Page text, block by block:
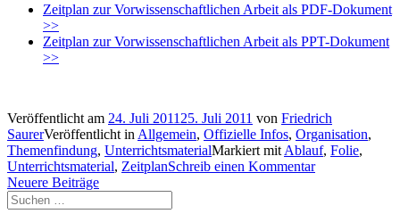
Zeitplan zur Vorwissenschaftlichen Arbeit als PDF-Dokument
>>
Zeitplan zur Vorwissenschaftlichen Arbeit als PPT-Dokument
>>
Veröffentlicht am 24. Juli 2011 25. Juli 2011 von Friedrich
SaurerVeröffentlicht in Allgemein, Offizielle Infos, Organisation,
Themenfindung, UnterrichtsmaterialMarkiert mit Ablauf, Folie,
Unterrichtsmaterial, ZeitplanSchreib einen Kommentar
Beitragsnavigation
Neuere Beiträge
Suchen
nach: